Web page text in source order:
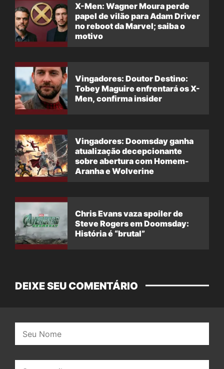
X-Men: Wagner Moura perde
papel de vilão para Adam Driver
no reboot da Marvel; saiba o
motivo
Vingadores: Doutor Destino:
Tobey Maguire enfrentará os X-
Men, confirma insider
Vingadores: Doomsday ganha
atualização decepcionante
sobre abertura com Homem-
Aranha e Wolverine
Chris Evans vaza spoiler de
Steve Rogers em Doomsday:
História é “brutal”
DEIXE SEU COMENTÁRIO